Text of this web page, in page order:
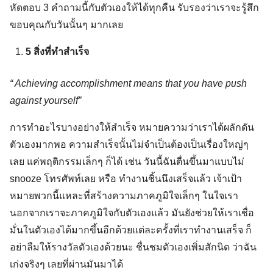
หัดตอบ 3 คำถามนี้กับตัวเองให้ได้ทุกคืน รับรองว่าเราจะรู้สึก
ขอบคุณกับวันนั้นๆ มากเลย
5 สิ่งที่ทำสำเร็จ
“ Achieving accomplishment means that you have push
against yourself”
การทำอะไรบางอย่างให้สำเร็จ หมายความว่าเราได้ผลักดัน
ตัวเองมากพอ ความสำเร็จนั้นไม่จำเป็นต้องเป็นเรื่องใหญ่ๆ
เลย แค่พฤติกรรมเล็กๆ ก็ได้ เช่น วันนี้ฉันตื่นขึ้นมาแบบไม่
snooze โทรศัพท์เลย หรือ ทำงานชิ้นนึงเสร็จแล้ว เจ้าเป้า
หมายพวกนี้แหละที่สร้างความภาคภูมิใจเล็กๆ ในใจเรา
นอกจากเราจะภาคภูมิใจกับตัวเองแล้ว มันยังช่วยให้เราเชื่อ
มั่นในตัวเองได้มากขึ้นอีกด้วยแต่ละครั้งที่เราทำงานเสร็จ ก็
อย่าลืมให้รางวัลตัวเองด้วยนะ ชื่นชมตัวเองเพิ่มสักนิด ว่าฉัน
เก่งจริงๆ เลยที่ผ่านมันมาได้